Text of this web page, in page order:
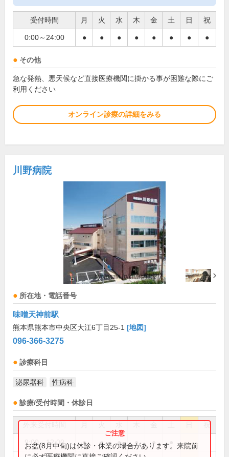
受付時間 月 火 水 木 金 土 日 祝
0:00～24:00 ● ● ● ● ● ● ● ●
その他
急な発熱、悪天候など直接医療機関に掛かる事が困難な際にご
利用ください
オンライン診療の詳細をみる
川野病院
所在地・電話番号
味噌天神前駅
熊本県熊本市中央区大江6丁目25-1 [地図]
096-366-3275
診療科目
泌尿器科 性病科
診療/受付時間・休診日
祝
9:00～12:00 ● ● ● ● ●
お盆(8月中旬)は休診・休業の場合があります。来院前